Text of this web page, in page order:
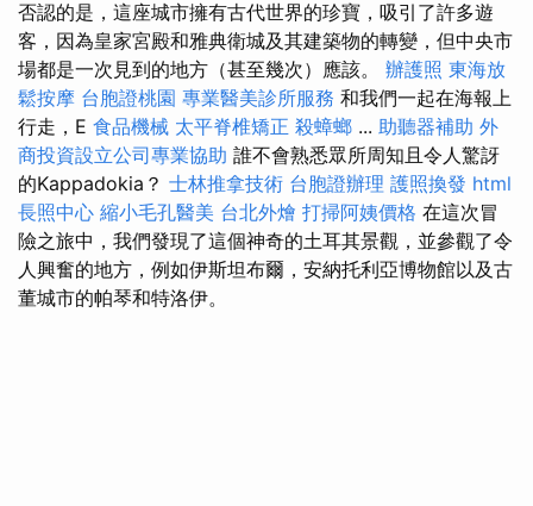
否認的是，這座城市擁有古代世界的珍寶，吸引了許多遊
客，因為皇家宮殿和雅典衛城及其建築物的轉變，但中央市
場都是一次見到的地方（甚至幾次）應該。 辦護照 東海放
鬆按摩 台胞證桃園 專業醫美診所服務 和我們一起在海報上
行走，E 食品機械 太平脊椎矯正 殺蟑螂 ... 助聽器補助 外
商投資設立公司專業協助 誰不會熟悉眾所周知且令人驚訝
的Kappadokia？ 士林推拿技術 台胞證辦理 護照換發 html
長照中心 縮小毛孔醫美 台北外燴 打掃阿姨價格 在這次冒
險之旅中，我們發現了這個神奇的土耳其景觀，並參觀了令
人興奮的地方，例如伊斯坦布爾，安納托利亞博物館以及古
董城市的帕琴和特洛伊。